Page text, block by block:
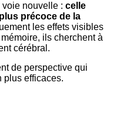
nouvelle : celle
précoce de la
les effets visibles
ils cherchent à
cérébral.
de perspective qui
plus efficaces.